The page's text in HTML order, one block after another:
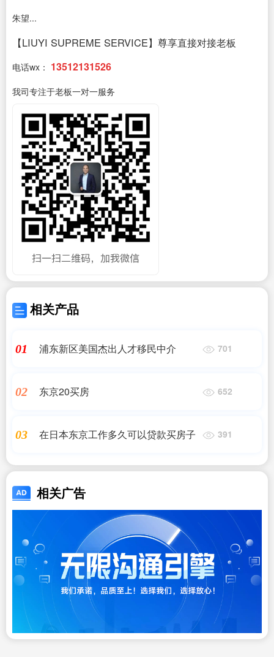
朱望...
【LIUYI SUPREME SERVICE】尊享直接对接老板
电话wx： 13512131526
我司专注于老板一对一服务
相关产品
01 浦东新区美国杰出人才移民中介 701
02 东京20买房 652
03 在日本东京工作多久可以贷款买房子 391
相关广告